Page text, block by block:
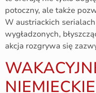
potoczny, ale także
W austriackich
wygładzonych,
akcja rozgrywa się